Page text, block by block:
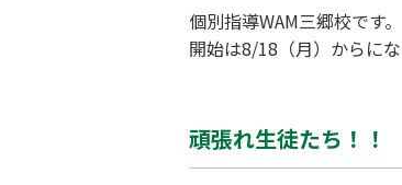
個別指導WAM三郷校です
開始は8/18（月）からに
頑張れ生徒たち！！